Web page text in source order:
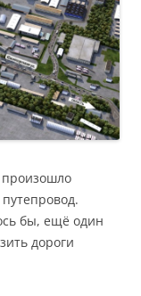
произошло
бы, ещё один
дороги